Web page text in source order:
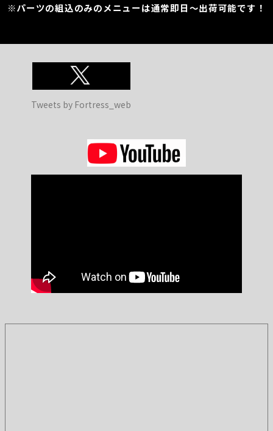
※パーツの組込のみのメニューは通常即日～出荷可能です！
Tweets by Fortress_web